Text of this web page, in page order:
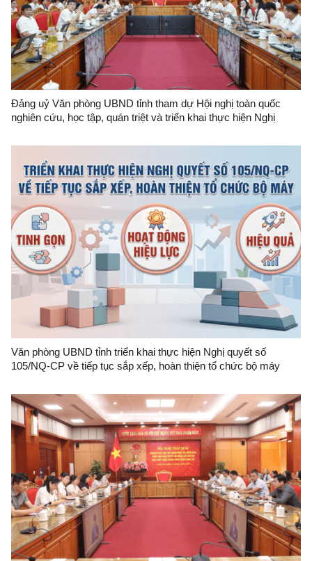
Đảng uỷ Văn phòng UBND tỉnh tham dự Hội nghị toàn quốc
nghiên cứu, học tập, quán triệt và triển khai thực hiện Nghị
vốn đầu tư nước ngoài
Văn phòng UBND tỉnh triển khai thực hiện Nghị quyết số
105/NQ-CP về tiếp tục sắp xếp, hoàn thiện tổ chức bộ máy